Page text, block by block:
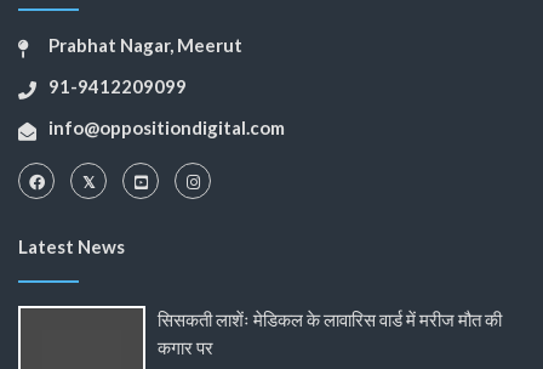
Prabhat Nagar, Meerut
91-9412209099
info@oppositiondigital.com
Latest News
सिसकती लाशेंः मेडिकल के लावारिस वार्ड में मरीज मौत की
कगार पर